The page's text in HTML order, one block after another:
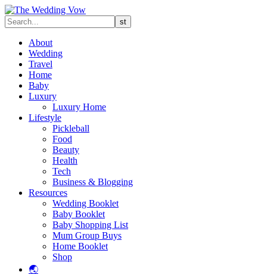
About
Wedding
Travel
Home
Baby
Luxury
Luxury Home
Lifestyle
Pickleball
Food
Beauty
Health
Tech
Business & Blogging
Resources
Wedding Booklet
Baby Booklet
Baby Shopping List
Mum Group Buys
Home Booklet
Shop
🌏